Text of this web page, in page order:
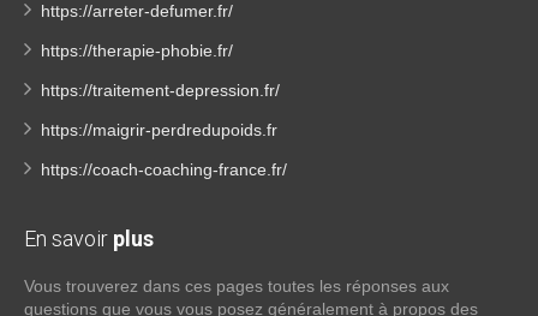
https://arreter-defumer.fr/
https://therapie-phobie.fr/
https://traitement-depression.fr/
https://maigrir-perdredupoids.fr
https://coach-coaching-france.fr/
En savoir plus
Vous trouverez dans ces pages toutes les réponses aux
questions que vous vous posez généralement à propos des